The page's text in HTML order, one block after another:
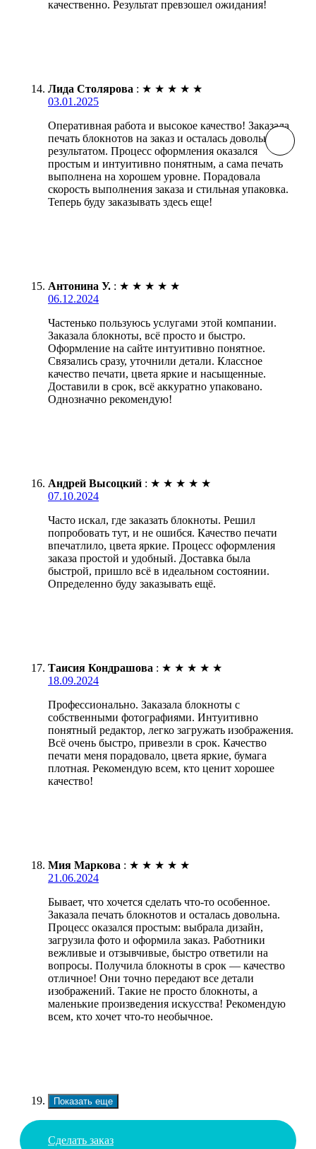
качественно. Результат превзошел ожидания!
Лида Столярова : ★ ★ ★ ★ ★
03.01.2025
Оперативная работа и высокое качество! Заказала
печать блокнотов на заказ и осталась довольна
результатом. Процесс оформления оказался
простым и интуитивно понятным, а сама печать
выполнена на хорошем уровне. Порадовала
скорость выполнения заказа и стильная упаковка.
Теперь буду заказывать здесь еще!
Антонина У. : ★ ★ ★ ★ ★
06.12.2024
Частенько пользуюсь услугами этой компании.
Заказала блокноты, всё просто и быстро.
Оформление на сайте интуитивно понятное.
Связались сразу, уточнили детали. Классное
качество печати, цвета яркие и насыщенные.
Доставили в срок, всё аккуратно упаковано.
Однозначно рекомендую!
Андрей Высоцкий : ★ ★ ★ ★ ★
07.10.2024
Часто искал, где заказать блокноты. Решил
попробовать тут, и не ошибся. Качество печати
впечатлило, цвета яркие. Процесс оформления
заказа простой и удобный. Доставка была
быстрой, пришло всё в идеальном состоянии.
Определенно буду заказывать ещё.
Таисия Кондрашова : ★ ★ ★ ★ ★
18.09.2024
Профессионально. Заказала блокноты с
собственными фотографиями. Интуитивно
понятный редактор, легко загружать изображения.
Всё очень быстро, привезли в срок. Качество
печати меня порадовало, цвета яркие, бумага
плотная. Рекомендую всем, кто ценит хорошее
качество!
Мия Маркова : ★ ★ ★ ★ ★
21.06.2024
Бывает, что хочется сделать что-то особенное.
Заказала печать блокнотов и осталась довольна.
Процесс оказался простым: выбрала дизайн,
загрузила фото и оформила заказ. Работники
вежливые и отзывчивые, быстро ответили на
вопросы. Получила блокноты в срок — качество
отличное! Они точно передают все детали
изображений. Такие не просто блокноты, а
маленькие произведения искусства! Рекомендую
всем, кто хочет что-то необычное.
Показать еще
Сделать заказ